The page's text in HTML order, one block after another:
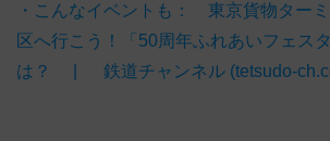
・こんなイベントも： 東京貨物ター
区へ行こう！「50周年ふれあいフェス
は？ | 鉄道チャンネル (tetsudo-